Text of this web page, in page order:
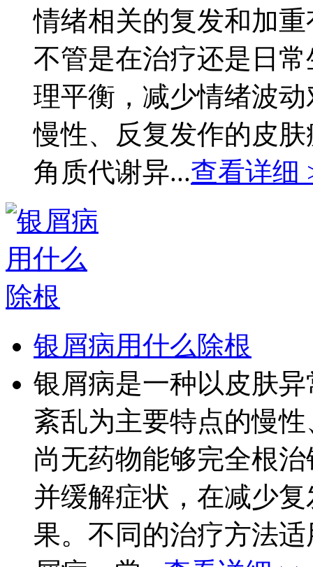
情绪相关的复发和加
不管是在治疗还是日
理平衡，减少情绪波
慢性、反复发作的皮
角质代谢异...查看详细
银屑病用什么除根
银屑病是一种以皮肤
紊乱为主要特点的慢
尚无药物能够完全根
并缓解症状，在减少
果。不同的治疗方法